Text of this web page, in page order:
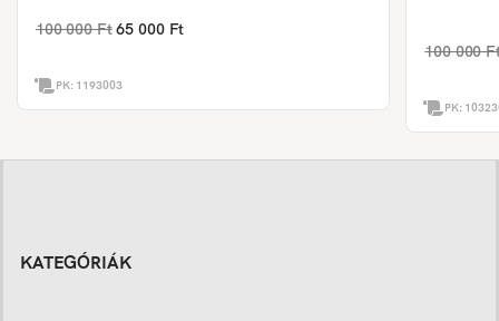
100 000 Ft 65 000 Ft
PK: 1193003
100 000
PK:
KATEGÓRIÁK